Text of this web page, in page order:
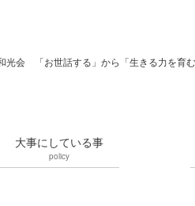
光会 「お世話する」から「生きる力を育
大事にしている事
policy